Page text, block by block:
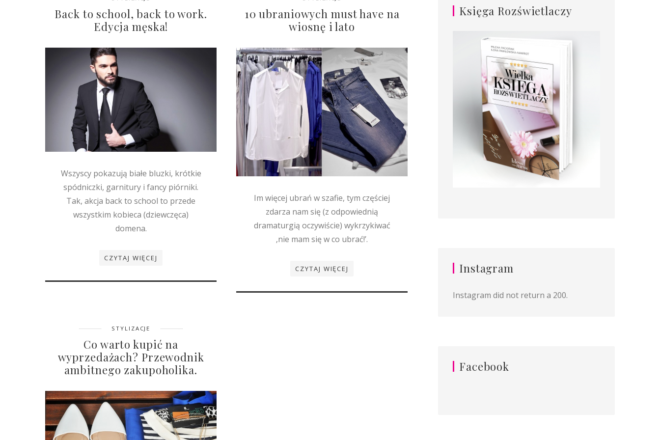
Back to school, back to work.
Edycja męska!
Wszyscy pokazują białe bluzki, krótkie
spódniczki, garnitury i fancy piórniki.
Tak, akcja back to school to przede
wszystkim kobieca (dziewczęca)
domena.
CZYTAJ WIĘCEJ
10 ubraniowych must have na
wiosnę i lato
Im więcej ubrań w szafie, tym częściej
zdarza nam się (z odpowiednią
dramaturgią oczywiście) wykrzykiwać
‚nie mam się w co ubrać!’.
CZYTAJ WIĘCEJ
STYLIZACJE
Co warto kupić na
wyprzedażach? Przewodnik
ambitnego zakupoholika.
Księga Rozświetlaczy
Instagram
Instagram did not return a 200.
Facebook